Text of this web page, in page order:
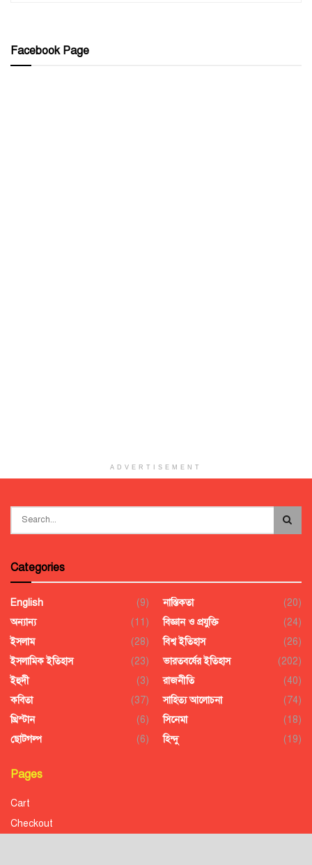
Facebook Page
ADVERTISEMENT
Categories
English
(9)
অন্যান্য
(11)
ইসলাম
(28)
ইসলামিক ইতিহাস
(23)
ইহুদী
(3)
কবিতা
(37)
খ্রিস্টান
(6)
ছোটগল্প
(6)
নাস্তিকতা
(20)
বিজ্ঞান ও প্রযুক্তি
(24)
বিশ্ব ইতিহাস
(26)
ভারতবর্ষের ইতিহাস
(202)
রাজনীতি
(40)
সাহিত্য আলোচনা
(74)
সিনেমা
(18)
হিন্দু
(19)
Pages
Cart
Checkout